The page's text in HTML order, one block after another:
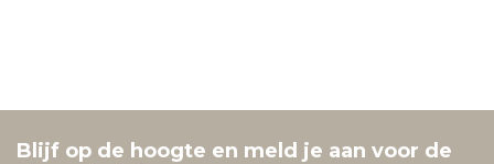
Blijf op de hoogte en meld je aan voor de